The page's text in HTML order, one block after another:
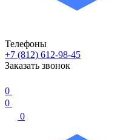
Телефоны
+7 (812) 612-98-45
Заказать звонок
0
0
0